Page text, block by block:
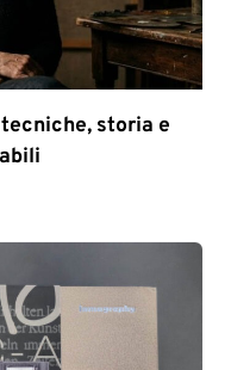
storia e